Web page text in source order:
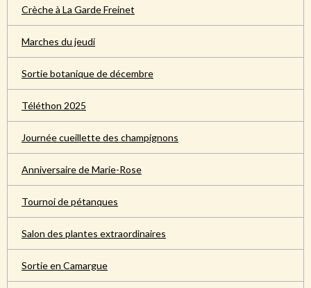
Crèche à La Garde Freinet
Marches du jeudi
Sortie botanique de décembre
Téléthon 2025
Journée cueillette des champignons
Anniversaire de Marie-Rose
Tournoi de pétanques
Salon des plantes extraordinaires
Sortie en Camargue